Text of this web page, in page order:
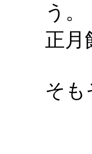
う。
正月
そも